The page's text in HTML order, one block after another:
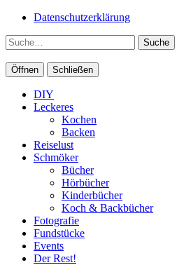
Datenschutzerklärung
Suche
Öffnen Schließen
DIY
Leckeres
Kochen
Backen
Reiselust
Schmöker
Bücher
Hörbücher
Kinderbücher
Koch & Backbücher
Fotografie
Fundstücke
Events
Der Rest!